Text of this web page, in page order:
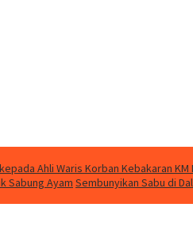
Ahli Waris Korban Kebakaran
Sabung Ayam Sembunyikan Sabu di